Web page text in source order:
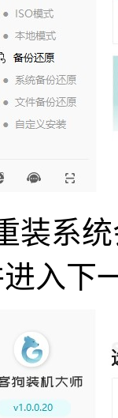
系统
入下